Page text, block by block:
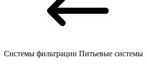
Системы фильтрации Питьевые системы